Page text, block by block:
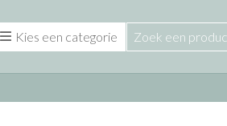
Kies een categorie